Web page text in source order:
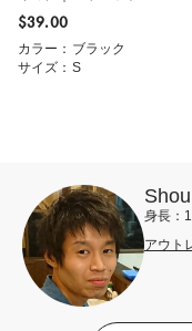
$‌39.00
カラー：ブラック
サイズ：S
Shou
身長：
アウト